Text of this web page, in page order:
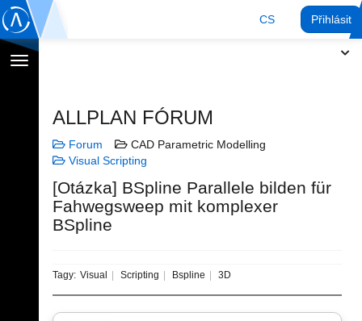
CS Přihlásit
Přepnout
ALLPLAN FÓRUM
Forum
CAD Parametric Modelling
Visual Scripting
[Otázka] BSpline Parallele bilden für
Fahwegsweep mit komplexer
BSpline
Tagy: Visual Scripting Bspline 3D